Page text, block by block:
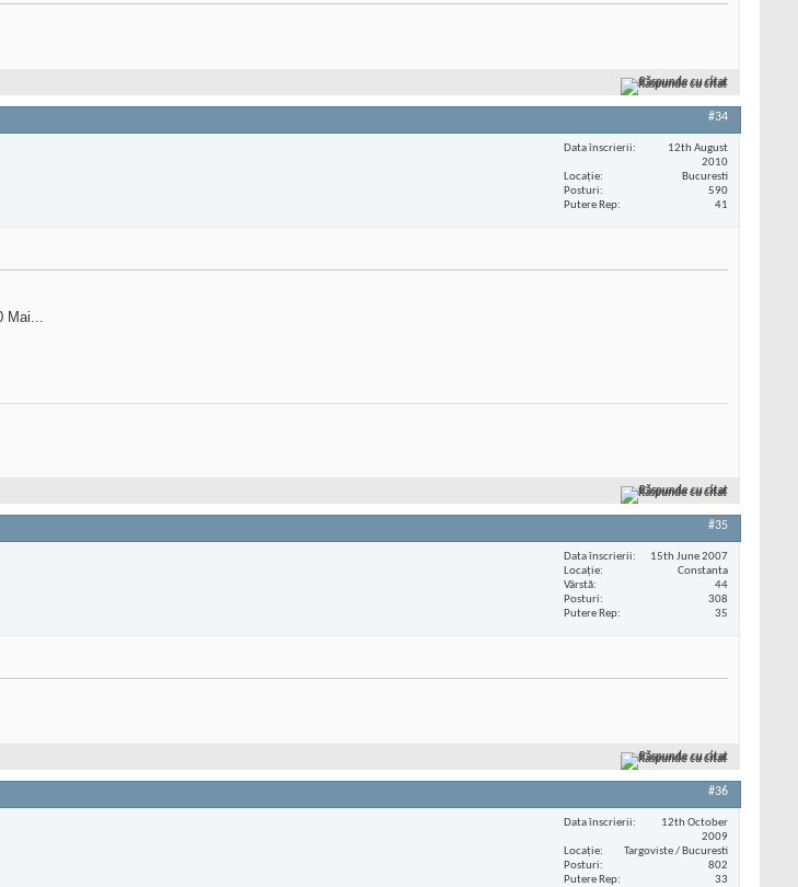
Răspunde cu citat
#34
Data înscrierii
12th August
2010
Locaţie
Bucuresti
Posturi
590
Putere Rep
41
Mai...
Răspunde cu citat
#35
Data înscrierii
15th June 2007
Locaţie
Constanta
Vârstă
44
Posturi
308
Putere Rep
35
Răspunde cu citat
#36
Data înscrierii
12th October
2009
Locaţie
Targoviste / Bucuresti
Posturi
802
Putere Rep
33